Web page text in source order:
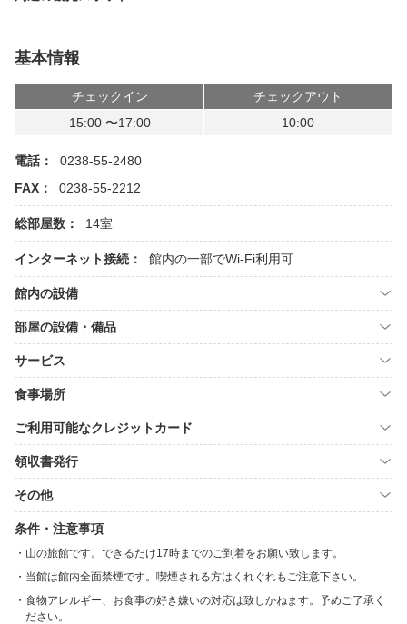
基本情報
チェックイン
チェックアウト
15:00 〜17:00
10:00
電話：
0238-55-2480
FAX：
0238-55-2212
総部屋数： 14室
インターネット接続： 館内の一部でWi-Fi利用可
館内の設備
部屋の設備・備品
サービス
食事場所
ご利用可能なクレジットカード
領収書発行
その他
条件・注意事項
山の旅館です。できるだけ17時までのご到着をお願い致します。
当館は館内全面禁煙です。喫煙される方はくれぐれもご注意下さい。
食物アレルギー、お食事の好き嫌いの対応は致しかねます。予めご了承く
ださい。